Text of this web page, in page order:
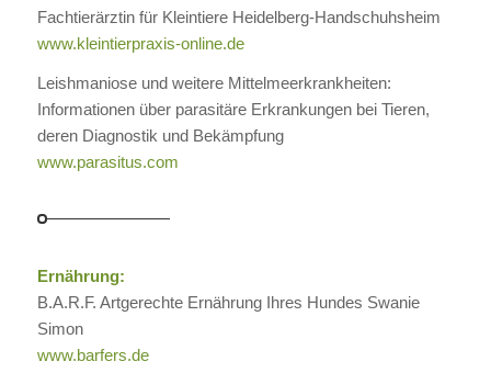
Fachtierärztin für Kleintiere Heidelberg-Handschuhsheim
www.kleintierpraxis-online.de
Leishmaniose und weitere Mittelmeerkrankheiten:
Informationen über parasitäre Erkrankungen bei Tieren,
deren Diagnostik und Bekämpfung
www.parasitus.com
Ernährung:
B.A.R.F. Artgerechte Ernährung Ihres Hundes Swanie
Simon
www.barfers.de